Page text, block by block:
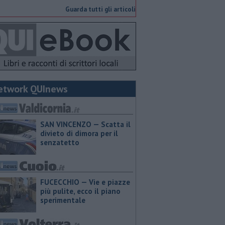
Guarda tutti gli articoli
QUInews
SAN VINCENZO — Scatta il
divieto di dimora per il
senzatetto
FUCECCHIO — Vie e piazze
più pulite, ecco il piano
sperimentale